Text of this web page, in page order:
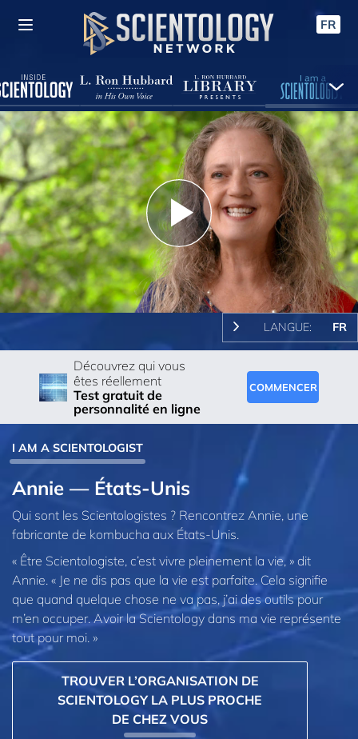
FR
Play
Video
LANGUE: FR
Découvrez qui vous
êtes réellement
Test gratuit de
personnalité en ligne
COMMENCER
I AM A SCIENTOLOGIST
Annie — États-Unis
Qui sont les Scientologistes ? Rencontrez Annie, une
fabricante de kombucha aux États-Unis.
« Être Scientologiste, c’est vivre pleinement la vie, » dit
Annie. « Je ne dis pas que la vie est parfaite. Cela signifie
que quand quelque chose ne va pas, j’ai des outils pour
m’en occuper. Avoir la Scientology dans ma vie représente
tout pour moi. »
TROUVER L’ORGANISATION DE
SCIENTOLOGY LA PLUS PROCHE
DE CHEZ VOUS